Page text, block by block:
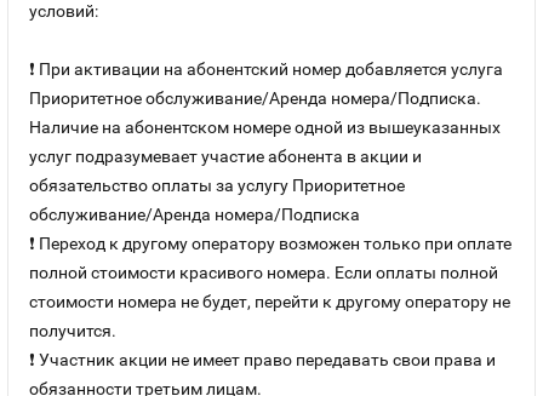
условий:
❗ При активации на абонентский номер добавляется услуга
Приоритетное обслуживание/Аренда номера/Подписка.
Наличие на абонентском номере одной из вышеуказанных
услуг подразумевает участие абонента в акции и
обязательство оплаты за услугу Приоритетное
обслуживание/Аренда номера/Подписка
❗ Переход к другому оператору возможен только при оплате
полной стоимости красивого номера. Если оплаты полной
стоимости номера не будет, перейти к другому оператору не
получится.
❗ Участник акции не имеет право передавать свои права и
обязанности третьим лицам.